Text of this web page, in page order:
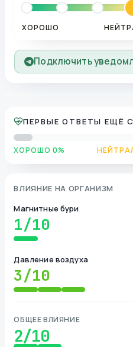
ХОРОШО
Подключить
ПЕРВЫЕ ОТВЕТЫ ЕЩЁ
ХОРОШО 0%
ВЛИЯНИЕ НА ОРГАНИЗМ
Магнитные бури
1/10
Давление воздуха
3/10
ОБЩЕЕ ВЛИЯНИЕ
2/10